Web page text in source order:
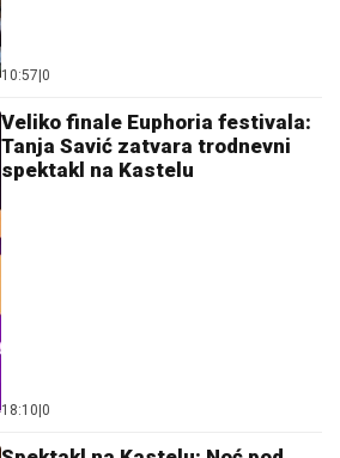
10:57 0
Veliko finale Euphoria festivala:
Tanja Savić zatvara trodnevni
spektakl na Kastelu
18:10 0